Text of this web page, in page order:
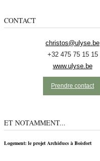
? ECOLO
CONTACT
christos@ulyse.be
+32 475 75 15 15
www.ulyse.be
Prendre contact
ET NOTAMMENT...
Logement: le projet Archiducs à Boisfort